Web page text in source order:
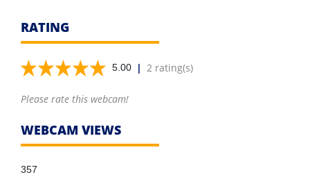
RATING
5.00 | 2 rating(s)
Please rate this webcam!
WEBCAM VIEWS
357